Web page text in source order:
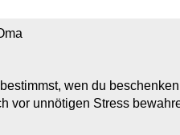
wen du
vor unnötigen Stress